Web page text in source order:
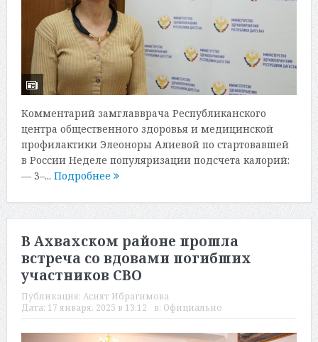
Комментарий замглавврача Республиканского
центра общественного здоровья и медицинской
профилактики Элеоноры Алиевой по стартовавшей
в России Неделе популяризации подсчета калорий:
— 3–... Подробнее
В Ахвахском районе прошла
встреча со вдовами погибших
участников СВО
Публикация: Асият Ибрагимова
Дата: 17 января, 2025 в 13:12 в: Официально